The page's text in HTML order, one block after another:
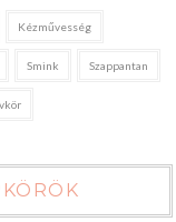
Kézművesség
Smink Szappantan